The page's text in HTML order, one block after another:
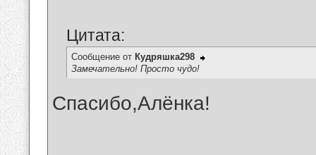
Цитата:
Сообщение от Кудряшка298
Замечательно! Просто чудо!
Спасибо,Алёнка!